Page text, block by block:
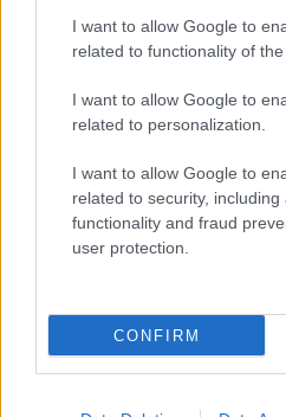
I want to allow Google to
related to functionality of
I want to allow Google to
related to personalization.
I want to allow Google to
related to security, including
functionality and fraud
user protection.
CONFIRM
Ποια ημέρα φαίνεται
Αρχαία Επίδαυρο;
Καλύτερη ημέρα φαίνεται η
Επίδαυρο;
Στην πρόγνωση Σαββατοκύριακου
εμφανίζονται χωρίς αξιόλογα
και Κυριακή για την κατανομή των
Πιο ενισχυμένος άνεμος φαίνεται